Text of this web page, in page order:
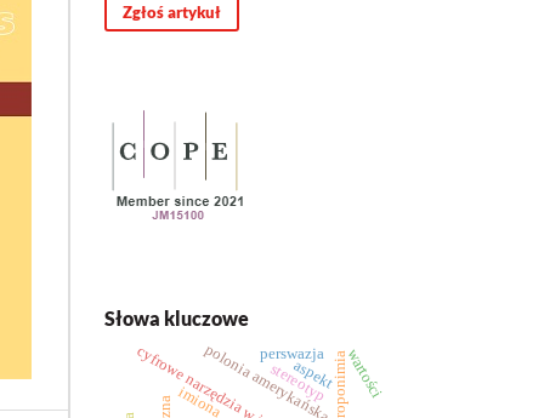
Zgłoś artykuł
Słowa kluczowe
antroponimia
imionapolonia amerykańska
stereotyp
perswazja
aspekt wartości